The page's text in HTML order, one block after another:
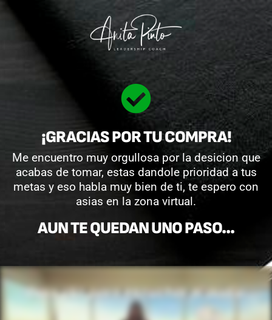
¡GRACIAS POR TU COMPRA!
Me encuentro muy orgullosa por la desicion que
acabas de tomar, estas dandole prioridad a tus
metas y eso habla muy bien de ti, te espero con
asias en la zona virtual.
AUN TE QUEDAN UNO PASO...